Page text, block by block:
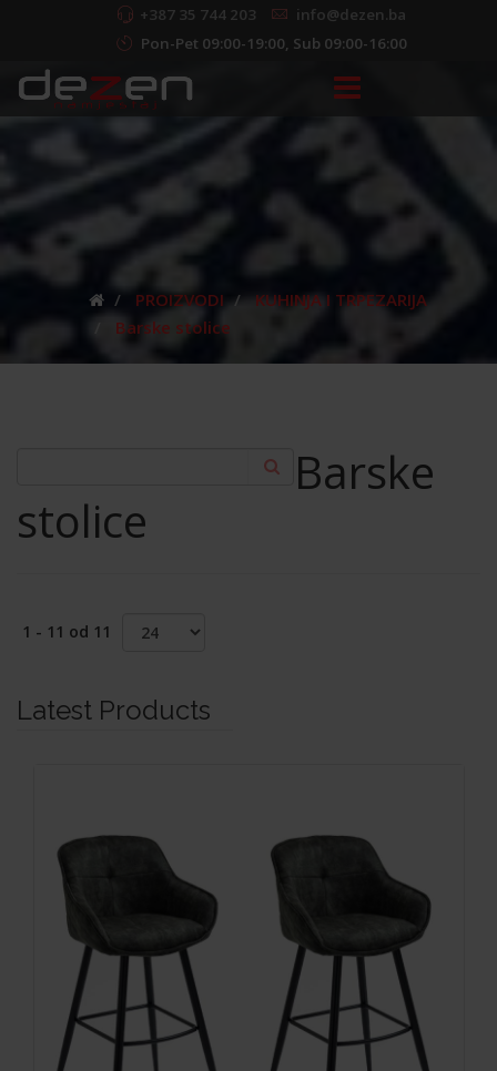
+387 35 744 203
info@dezen.ba
Pon-Pet 09:00-19:00, Sub 09:00-16:00
PROIZVODI
KUHINJA I TRPEZARIJA
Barske stolice
Barske
stolice
1 - 11 od 11
Latest Products